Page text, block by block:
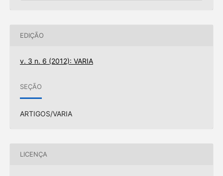
EDIÇÃO
v. 3 n. 6 (2012): VARIA
SEÇÃO
ARTIGOS/VARIA
LICENÇA